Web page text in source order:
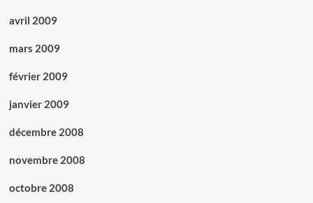
avril 2009
mars 2009
février 2009
janvier 2009
décembre 2008
novembre 2008
octobre 2008